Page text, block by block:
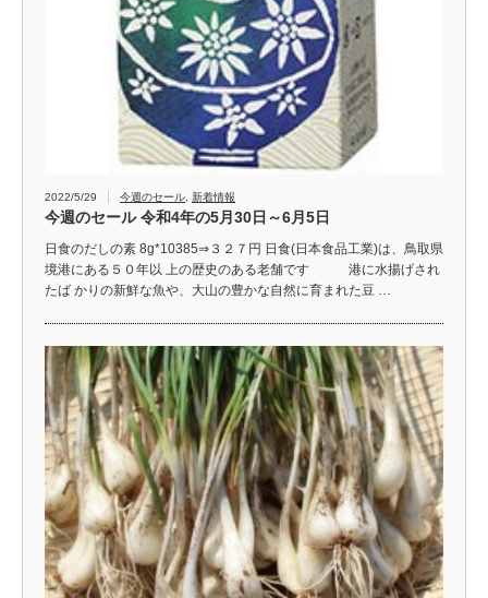
2022/5/29 今週のセール 新着情報
今週のセール 令和4年の5月30日～6月5日
日食のだしの素 8g*10385⇒３２７円 日食(日本食品工業)は、鳥取県
境港にある５０年以 上の歴史のある老舗です 港に水揚げされ
たば かりの新鮮な魚や、大山の豊かな自然に育まれた豆 …